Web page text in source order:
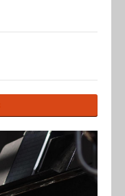
Privacy